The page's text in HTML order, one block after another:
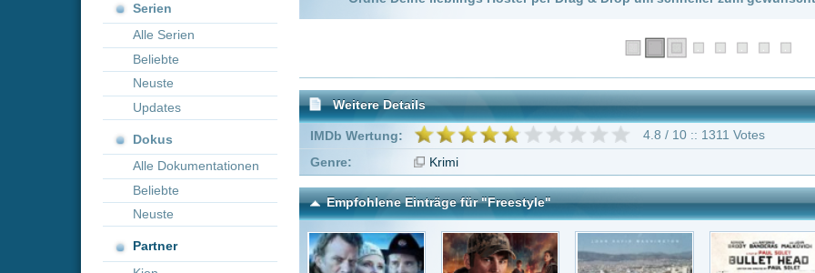
Dokus
Alle Dokumentationen
Beliebte
Neuste
Partner
Kion
IMDb Wertung:
Empfohlene Einträge für "Freestyle"
Vanished - Tage
der Angst
Fear the Viper Beckett Bullet Head
64 Minutes -
Wettlauf geg..